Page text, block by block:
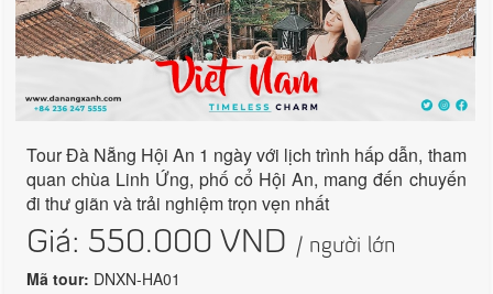
Tour Đà Nẵng Hội An 1 ngày với lịch trình hấp dẫn, tham
quan chùa Linh Ứng, phố cổ Hội An, mang đến chuyến
đi thư giãn và trải nghiệm trọn vẹn nhất
Giá: 550.000 VND / người lớn
Mã tour: DNXN-HA01